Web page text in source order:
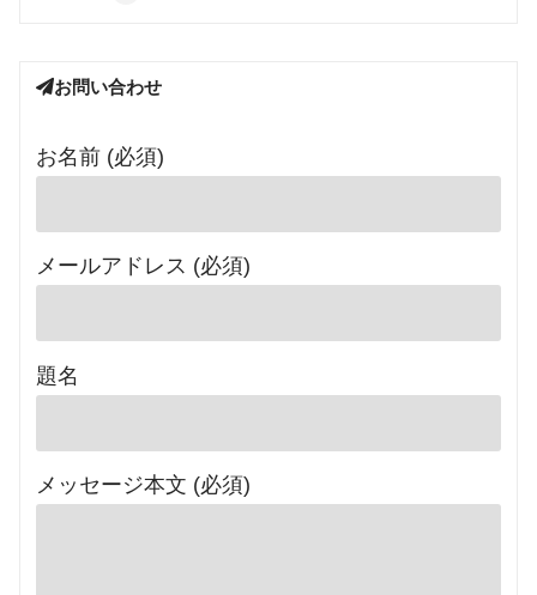
お問い合わせ
お名前 (必須)
メールアドレス (必須)
題名
メッセージ本文 (必須)